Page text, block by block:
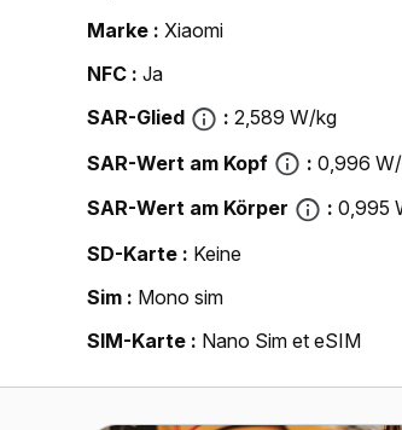
Marke
Xiaomi
NFC
Ja
SAR-Glied
2,589 W/kg
SAR-Wert am Kopf
0,996
SAR-Wert am Körper
0,995
SD-Karte
Keine
Sim
Mono sim
SIM-Karte
Nano Sim et eSIM